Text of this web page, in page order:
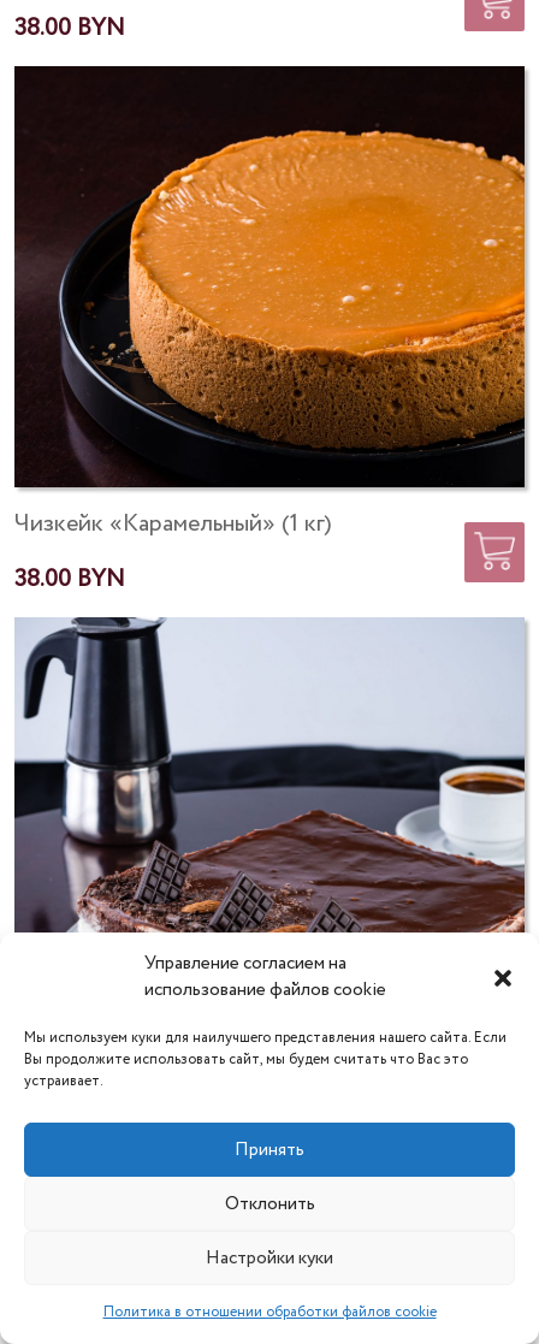
Управление согласием на
использование файлов cookie
Мы используем куки для наилучшего представления нашего сайта. Если
Вы продолжите использовать сайт, мы будем считать что Вас это
устраивает.
Принять
Отклонить
Настройки куки
Политика в отношении обработки файлов cookie
38.00
Чизкейк «Карамельный» (1 кг)
38.00
Торт «Шоколадный комплимент» (1 кг)
44.00